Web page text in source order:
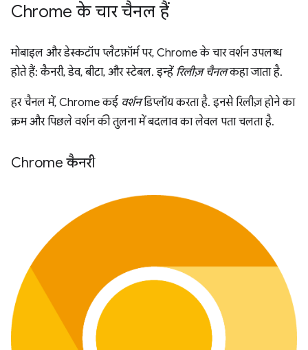
Chrome के चार चैनल हैं
मोबाइल और डेस्कटॉप प्लैटफ़ॉर्म पर, Chrome के चार वर्शन उपलब्ध
होते हैं: कैनरी, डेव, बीटा, और स्टेबल. इन्हें रिलीज़ चैनलकहा जाता है.
हर चैनल में, Chrome कई वर्शनडिप्लॉय करता है. इनसे रिलीज़ होने का
क्रम और पिछले वर्शन की तुलना में बदलाव का लेवल पता चलता है.
Chrome कैनरी